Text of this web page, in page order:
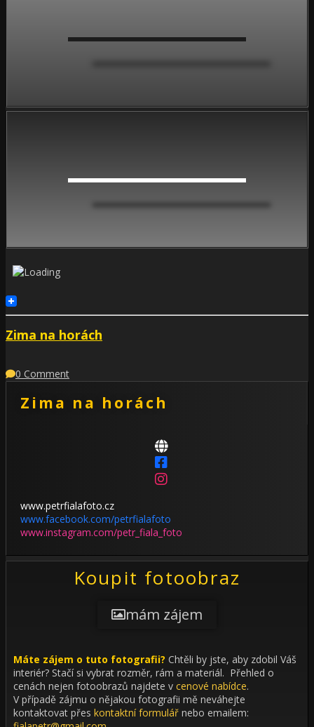
Zima na horách
0 Comment
Zima na horách
www.petrfialafoto.cz
www.facebook.com/petrfialafoto
www.instagram.com/petr_fiala_foto
Koupit fotoobraz
mám zájem
Máte zájem o tuto fotografii? Chtěli by jste, aby zdobil Váš
interiér? Stačí si vybrat rozměr, rám a materiál. Přehled o
cenách nejen fotoobrazů najdete v cenové nabídce.
V případě zájmu o nějakou fotografii mě neváhejte
kontaktovat přes kontaktní formulář nebo emailem: